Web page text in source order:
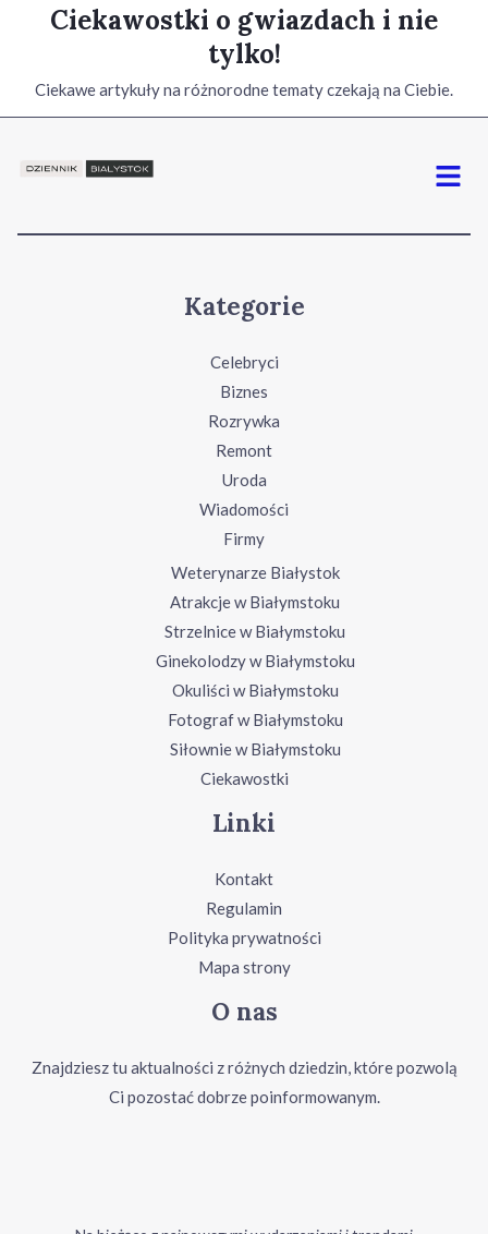
Ciekawostki o gwiazdach i nie
tylko!
Ciekawe artykuły na różnorodne tematy czekają na Ciebie.
Menu
Kategorie
Celebryci
Biznes
Rozrywka
Remont
Uroda
Wiadomości
Firmy
Weterynarze Białystok
Atrakcje w Białymstoku
Strzelnice w Białymstoku
Ginekolodzy w Białymstoku
Okuliści w Białymstoku
Fotograf w Białymstoku
Siłownie w Białymstoku
Ciekawostki
Linki
Kontakt
Regulamin
Polityka prywatności
Mapa strony
O nas
Znajdziesz tu aktualności z różnych dziedzin, które pozwolą
Ci pozostać dobrze poinformowanym.